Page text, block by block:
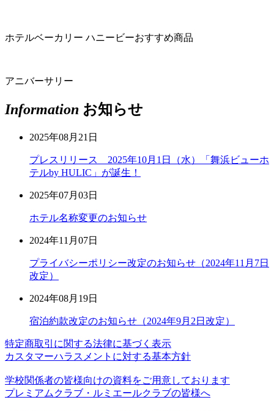
ホテルベーカリー ハニービーおすすめ商品
アニバーサリー
Information お知らせ
2025年08月21日
プレスリリース 2025年10月1日（水）「舞浜ビューホ
テルby HULIC」が誕生！
2025年07月03日
ホテル名称変更のお知らせ
2024年11月07日
プライバシーポリシー改定のお知らせ（2024年11月7日
改定）
2024年08月19日
宿泊約款改定のお知らせ（2024年9月2日改定）
特定商取引に関する法律に基づく表示
カスタマーハラスメントに対する基本方針
学校関係者の皆様向けの資料をご用意しております
プレミアムクラブ・ルミエールクラブの皆様へ